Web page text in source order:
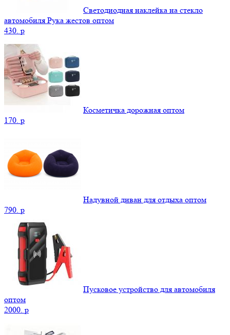
Светодиодная наклейка на стекло
автомобиля Рука жестов оптом
430. p
Косметичка дорожная оптом
170. p
Надувной диван для отдыха оптом
790. p
Пусковое устройство для автомобиля
оптом
2000. p